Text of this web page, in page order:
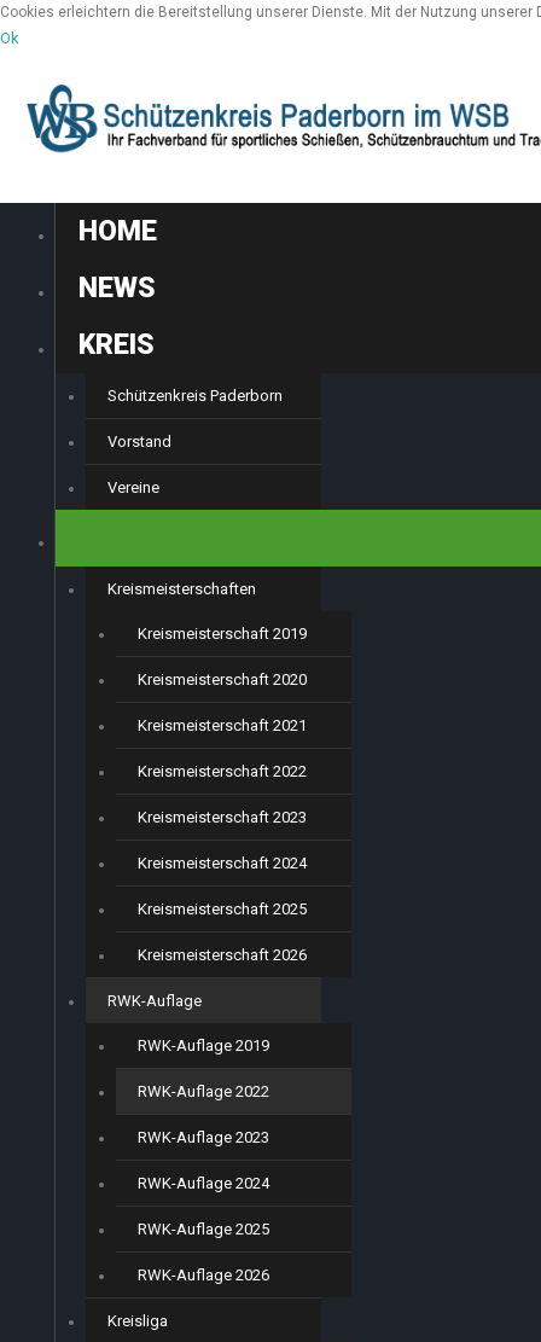
Cookies erleichtern die Bereitstellung unserer Dienste. Mit der Nutzung
Ok
HOME
NEWS
KREIS
Schützenkreis Paderborn
Vorstand
Vereine
Kreismeisterschaften
Kreismeisterschaft 2019
Kreismeisterschaft 2020
Kreismeisterschaft 2021
Kreismeisterschaft 2022
Kreismeisterschaft 2023
Kreismeisterschaft 2024
Kreismeisterschaft 2025
Kreismeisterschaft 2026
RWK-Auflage
RWK-Auflage 2019
RWK-Auflage 2022
RWK-Auflage 2023
RWK-Auflage 2024
RWK-Auflage 2025
RWK-Auflage 2026
Kreisliga